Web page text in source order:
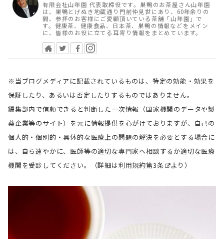
有限会社山年園 代表取締役です。巣鴨のお茶屋さん山年園
は、巣鴨とげぬき地蔵通り門前仲見世にあり、60年余りの
間、参拝のお客様にご愛顧頂いている茶舗「山年園」で
す。健康茶、健康食品、日本茶、巣鴨の情報などをメイン
に、皆様のお役に立てる耳寄り情報をまとめています。
※当ブログメディアに記載されているものは、特定の効能・効果を
保証したり、あるいは否定したりするものではありません。
編集部内で信頼できると判断した一次情報（国家機関のデータや製
薬企業等のサイト）を元に情報提供を心がけておりますが、自己の
個人的・個別的・具体的な医療上の問題の解決を必要とする場合に
は、自ら速やかに、医師等の適切な専門家へ相談するか適切な医療
機関を受診してください。（詳細は利用規約第3条 より）